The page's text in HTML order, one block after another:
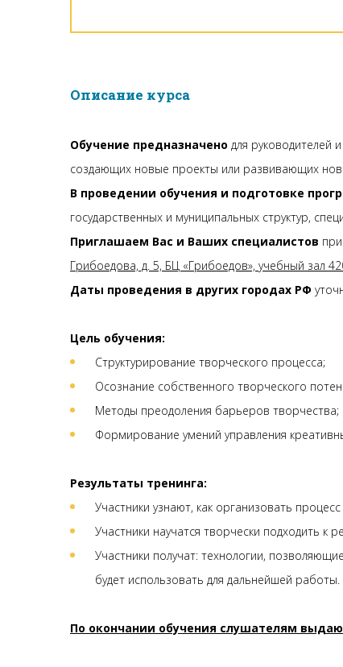
Описание курса
Обучение предназначено для руководителей
создающих новые проекты или развивающих
В проведении обучения и подготовке
государственных и муниципальных структур,
Приглашаем Вас и Ваших специалистов
Грибоедова, д. 5, БЦ «Грибоедов», учебный зал
Даты проведения в других городах РФ
Цель обучения:
Структурирование творческого процесса;
Осознание собственного творческого
Методы преодоления барьеров творчества;
Формирование умений управления
Результаты тренинга:
Участники узнают, как организовать
Участники научатся творчески подходить
Участники получат: технологии,
будет использовать для дальнейшей работы.
По окончании обучения слушателям